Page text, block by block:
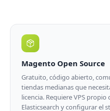
Magento Open Source
Gratuito, código abierto,
tiendas medianas que
licencia. Requiere VPS
Elasticsearch y configurar el